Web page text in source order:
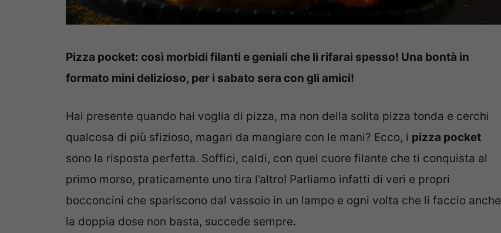
Pizza pocket: così morbidi filanti e geniali che li rifarai spesso! Una bontà in
formato mini delizioso, per i sabato sera con gli amici!
Hai presente quando hai voglia di pizza, ma non della solita pizza tonda e cerchi
qualcosa di più sfizioso, magari da mangiare con le mani? Ecco, i pizza pocket
sono la risposta perfetta. Soffici, caldi, con quel cuore filante che ti conquista al
primo morso, praticamente uno tira l’altro! Parliamo infatti di veri e propri
bocconcini che spariscono dal vassoio in un lampo e ogni volta che li faccio anche
la doppia dose non basta, succede sempre.